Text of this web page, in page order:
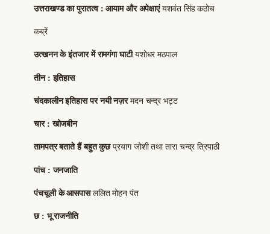
उत्तराखण्ड का पुरातत्व : आयाम और अपेक्षाएंयशवंत सिंह कठोच
कब्रें
उत्खनन के इंतजार में रामगंगा घाटीयशोधर मठपाल
तीन : इतिहास
चंदकालीन इतिहास पर नयी नज़रमदन चन्द्र भट्ट
चार : खोजबीन
तामपत्र बताते हैं बहुत कुछप्रयाग जोशी तथा तारा चन्द्र त्रिपाठी
पांच : जनजाति
पंचचूली के आसपासललित मोहन पंत
छ : भू राजनीति